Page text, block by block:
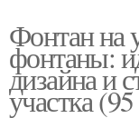
Фонтан на
Фонтан на
фонтаны:
дизайна и
участка